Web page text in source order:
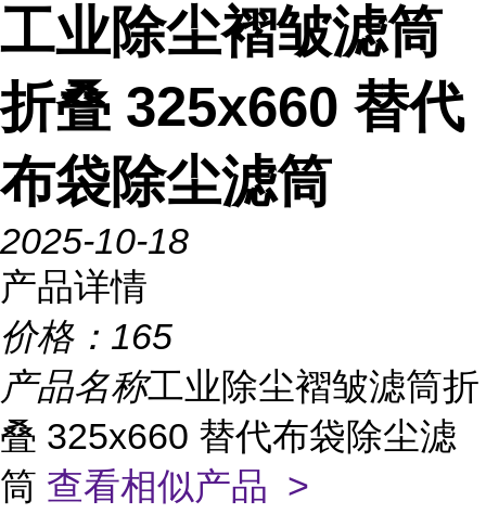
工业除尘褶皱滤筒
折叠 325x660 替代
布袋除尘滤筒
2025-10-18
产品详情
价格： 165
产品名称工业除尘褶皱滤筒折
叠 325x660 替代布袋除尘滤
筒 查看相似产品 >